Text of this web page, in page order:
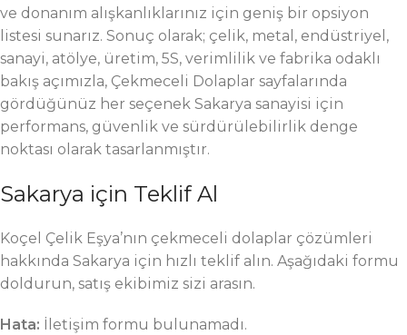
ve donanım alışkanlıklarınız için geniş bir opsiyon
listesi sunarız. Sonuç olarak; çelik, metal, endüstriyel,
sanayi, atölye, üretim, 5S, verimlilik ve fabrika odaklı
bakış açımızla, Çekmeceli Dolaplar sayfalarında
gördüğünüz her seçenek Sakarya sanayisi için
performans, güvenlik ve sürdürülebilirlik denge
noktası olarak tasarlanmıştır.
Sakarya için Teklif Al
Koçel Çelik Eşya’nın çekmeceli dolaplar çözümleri
hakkında Sakarya için hızlı teklif alın. Aşağıdaki formu
doldurun, satış ekibimiz sizi arasın.
Hata: İletişim formu bulunamadı.